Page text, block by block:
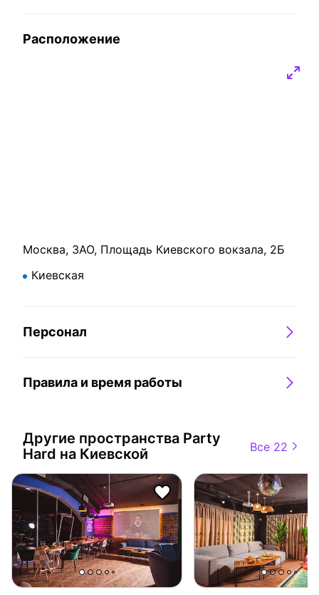
выбор песен в
Расположение
Москва, ЗАО, Площадь Киевского вокзала, 2Б
Киевская
Персонал
Правила и время работы
Другие пространства Party
Hard на Киевской
Все 22